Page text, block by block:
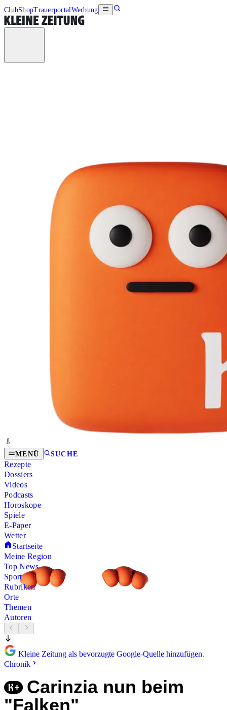
ClubShopTrauerportalWerbung
MENÜ SUCHE
Rezepte
Dossiers
Videos
Podcasts
Horoskope
Spiele
E-Paper
Wetter
Startseite
Meine Region
Top News
Sport
Rubriken
Orte
Themen
Autoren
Kleine Zeitung als bevorzugte Google-Quelle hinzufügen.
Chronik
Carinzia nun beim
"Falken"